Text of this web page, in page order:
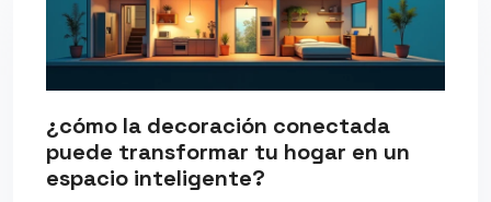
¿cómo la decoración conectada
puede transformar tu hogar en un
espacio inteligente?